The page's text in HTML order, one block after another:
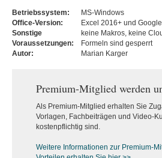
Betriebssystem:
MS-Windows
Office-Version:
Excel 2016+ und
Sonstige
Voraussetzungen:
keine Makros, keine
Formeln sind gesperrt
Autor:
Marian Karger
Premium-Mitglied werden
Als Premium-Mitglied erhalten Sie
Vorlagen, Fachbeiträgen und Video-
kostenpflichtig sind.
Weitere Informationen zur Premium-M